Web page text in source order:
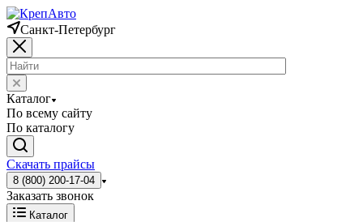
Санкт-Петербург
Каталог
По всему сайту
По каталогу
Скачать прайсы
8 (800) 200-17-04
Заказать звонок
Каталог